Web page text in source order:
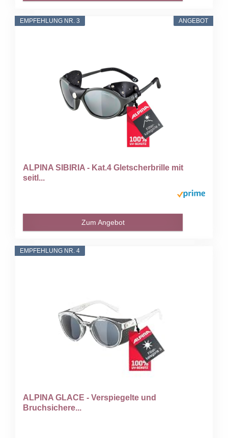
ANGEBOT
EMPFEHLUNG NR. 3
ALPINA SIBIRIA - Kat.4 Gletscherbrille mit
seitl...
Zum Angebot
EMPFEHLUNG NR. 4
ALPINA GLACE - Verspiegelte und
Bruchsichere...